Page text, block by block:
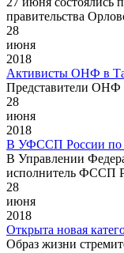
правительства
28
июня
2018
Активисты ОНФ в
Представители ОНФ
28
июня
2018
В УФССП России по
В Управлении
исполнитель ФССП
28
июня
2018
Открыта новая
Образ жизни